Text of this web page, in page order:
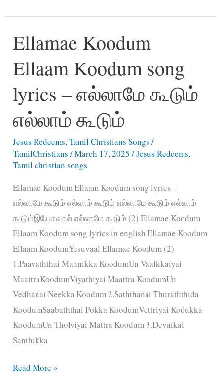
Yaar
Yesuvae
song
lyrics
உமக்கு
நிகரானவர்
யார்
Ellamae Koodum
Ellaam Koodum song
lyrics – எல்லாமே கூடும்
எல்லாம் கூடும்
Jesus Redeems,Tamil Christians Songs /
TamilChristians/March 17, 2025/Jesus Redeems,
Tamil christian songs
Ellamae Koodum Ellaam Koodum song lyrics –
எல்லாமே கூடும் எல்லாம் கூடும் எல்லாமே கூடும் எல்லாம்
கூடும்இயேசுவால் எல்லாமே கூடும் (2) Ellamae Koodum
Ellaam Koodum song lyrics in english Ellamae Koodum
Ellaam KoodumYesuvaal Ellamae Koodum (2)
1.Paavaththai Mannikka KoodumUn Vaalkkaiyai
MaattraKoodumViyathiyai Maattra KoodumUn
Vedhanai Neekka Koodum 2.Saththanai Thuraththida
KoodumSaabaththai Pokka KoodumVettriyai Kodukka
KoodumUn Tholviyai Mattra Koodum 3.Devaikal
Santhikka
Ellamae
Read More »